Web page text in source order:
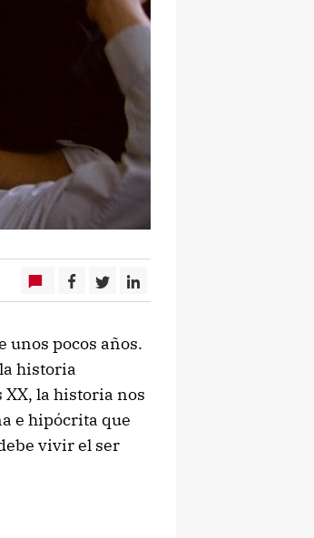
unos pocos años.
historia
la historia nos
e hipócrita que
vivir el ser